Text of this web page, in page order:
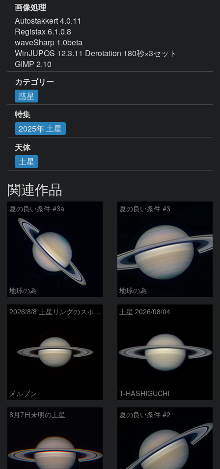
画像処理
Autostakkert 4.0.11
Registax 6.1.0.8
waveSharp 1.0beta
WinJUPOS 12.3.11 Derotation 180秒×3セット
GIMP 2.10
カテゴリー
惑星
特集
2025年 土星
天体
土星
関連作品
夏の良い条件 #3a
地球の為
夏の良い条件 #3
地球の為
2026/8/8 土星リングのスポーク
メルプン
土星 2026/08/04
T-HASHIGUCHI
8月7日未明の土星 夏の良い条件 #2